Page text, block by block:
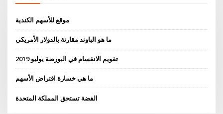
موقع للأسهم الكندية
ما هو الباوند مقارنة بالدولار الأمريكي
تقويم الانقسام في البورصة يوليو 2019
ما هي خسارة اقتراض الأسهم
الفضة تستحق المملكة المتحدة